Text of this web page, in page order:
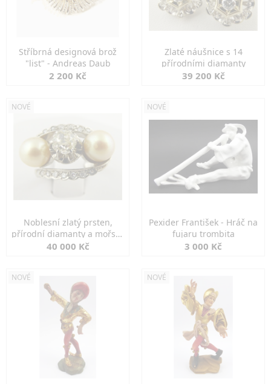
Stříbrná designová brož
"list" - Andreas Daub
2 200 Kč
Zlaté náušnice s 14
přírodními diamanty
39 200 Kč
NOVÉ
Noblesní zlatý prsten,
přírodní diamanty a mořské
perly
40 000 Kč
NOVÉ
Pexider František - Hráč na
fujaru trombita
3 000 Kč
NOVÉ NOVÉ